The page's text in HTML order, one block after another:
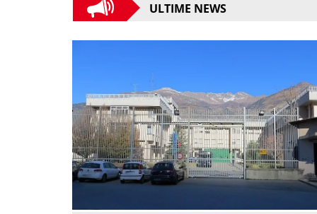
ULTIME NEWS